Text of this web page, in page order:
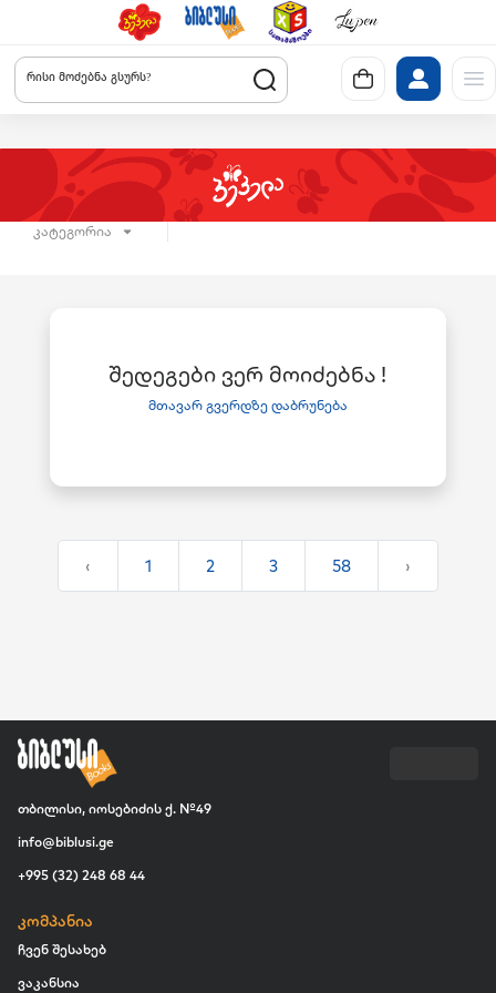
რისი მოძებნა გსურს?
კატეგორია
შედეგები ვერ მოიძებნა !
მთავარ გვერდზე დაბრუნება
‹ 1 2 3 58 ›
თბილისი, იოსებიძის ქ. №49
info@biblusi.ge
+995 (32) 248 68 44
კომპანია
ჩვენ შესახებ
ვაკანსია